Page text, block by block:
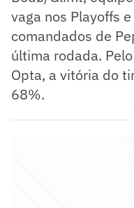
vaga nos Playoffs
comandados de
última rodada.
Opta, a vitória do
68%.